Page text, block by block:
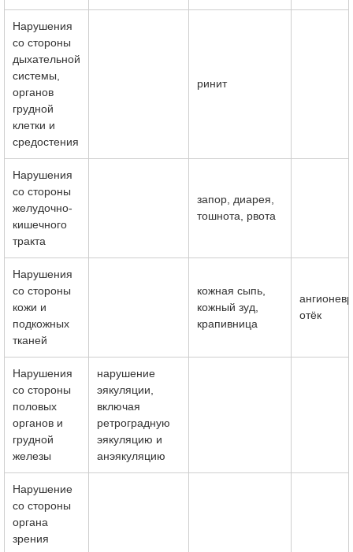
Нарушения
со стороны
дыхательной
системы,
органов
грудной
клетки и
средостения
ринит
Нарушения
со стороны
желудочно-
кишечного
тракта
запор, диарея,
тошнота, рвота
Нарушения
со стороны
кожи и
подкожных
тканей
кожная сыпь,
кожный зуд,
крапивница
отёк
Нарушения
со стороны
половых
органов и
грудной
железы
нарушение
эякуляции,
включая
ретроградную
эякуляцию и
анэякуляцию
Нарушение
со стороны
органа
зрения